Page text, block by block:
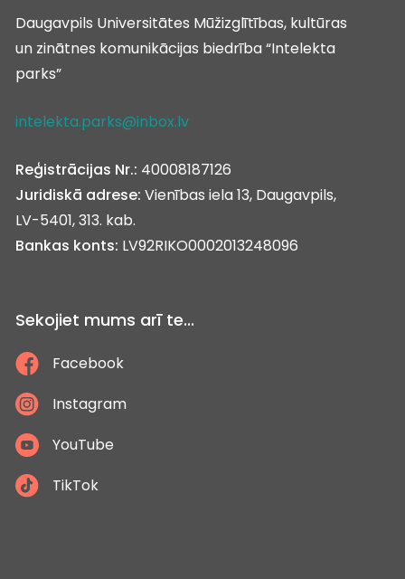
Daugavpils Universitātes Mūžizglītības, kultūras
un zinātnes komunikācijas biedrība “Intelekta
parks”
intelekta.parks@inbox.lv
Reģistrācijas Nr.: 40008187126
Juridiskā adrese: Vienības iela 13, Daugavpils,
LV-5401, 313. kab.
Bankas konts: LV92RIKO0002013248096
Sekojiet mums arī te...
Facebook
Instagram
YouTube
TikTok